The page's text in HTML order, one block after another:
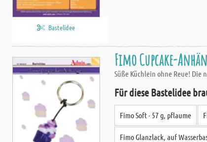
Bastelidee
Fimo Cupcake-
Süße Küchlein ohne Reue! Die
Für diese Bastelidee
Fimo Soft - 57 g, pflaume
Fimo Glanzlack, auf